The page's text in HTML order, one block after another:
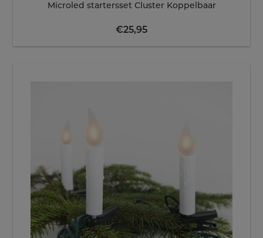
Microled startersset Cluster Koppelbaar
€25,95